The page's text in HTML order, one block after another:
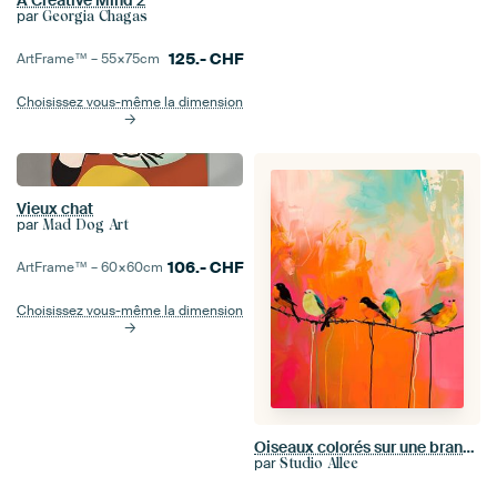
par Georgia Chagas
ArtFrame™ –55×75cm 125.-CHF
Choisissez vous-même la dimension
Vieux chat
par Mad Dog Art
ArtFrame™ –60×60cm 106.-CHF
Choisissez vous-même la dimension
Oiseaux colorés sur une branche
par Studio Allee